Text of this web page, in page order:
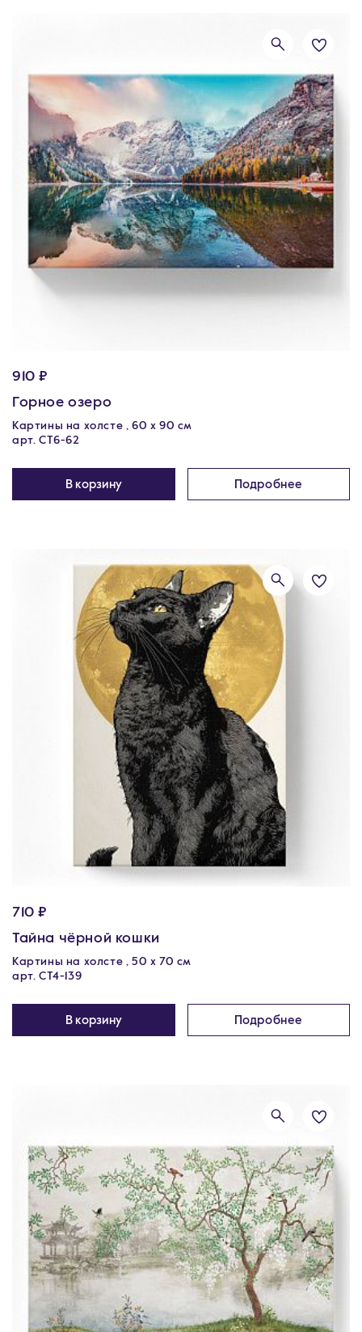
910 ₽
Горное озеро
Картины на холсте , 60 х 90 см
арт. CT6-62
В корзину Подробнее
710 ₽
Тайна чёрной кошки
Картины на холсте , 50 х 70 см
арт. CT4-139
В корзину Подробнее